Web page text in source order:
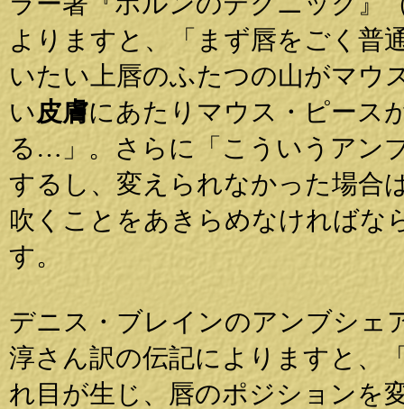
よりますと、「まず唇をごく普
いたい上唇のふたつの山がマウ
い皮膚にあたりマウス・ピース
る…」。さらに「こういうアン
するし、変えられなかった場合
吹くことをあきらめなければな
す。
デニス・ブレインのアンブシェ
淳さん訳の伝記によりますと、
れ目が生じ、唇のポジションを